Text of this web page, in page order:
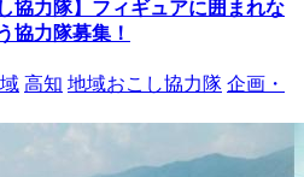
協力隊】フィギュアに囲まれな
協力隊募集！
高知 地域おこし協力隊 企画・